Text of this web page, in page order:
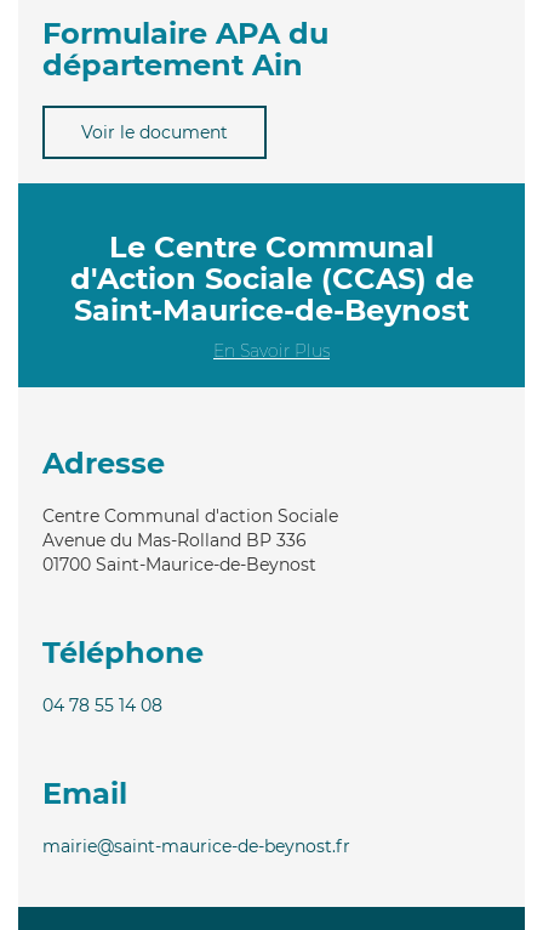
Formulaire APA du
département Ain
Voir le document
Le Centre Communal
d'Action Sociale (CCAS) de
Saint-Maurice-de-Beynost
En Savoir Plus
Adresse
Centre Communal d'action Sociale
Avenue du Mas-Rolland BP 336
01700 Saint-Maurice-de-Beynost
Téléphone
04 78 55 14 08
Email
mairie@saint-maurice-de-beynost.fr